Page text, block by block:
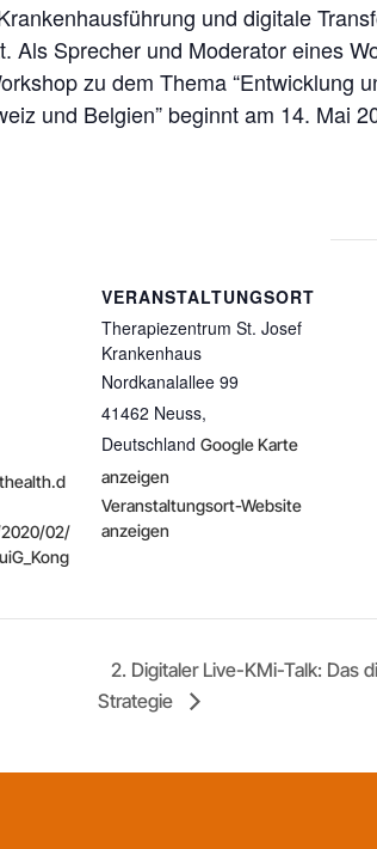
und digitale
Als Sprecher und Moderator eines
zu dem Thema “Entwicklung
und Belgien” beginnt am 14. Mai
02/
VERANSTALTUNGSORT
Therapiezentrum St. Josef
Krankenhaus
Nordkanalallee 99
41462 Neuss,
Deutschland Google Karte
anzeigen
Veranstaltungsort-Website
anzeigen
2. Digitaler Live-KMi-Talk: Das
Strategie